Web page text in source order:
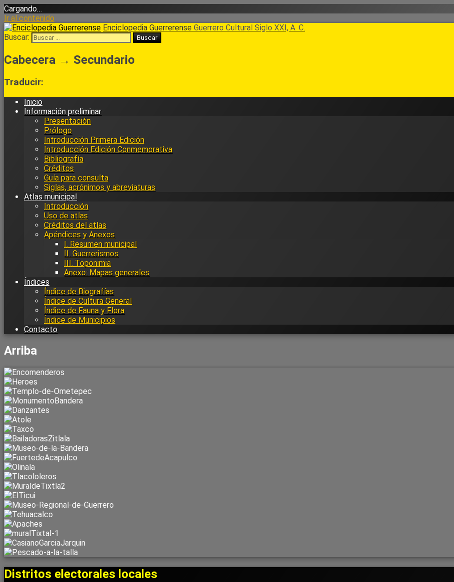
Cargando…
Ir al contenido
Enciclopedia Guerrerense Guerrero Cultural Siglo XXI, A. C.
Buscar:
Cabecera → Secundario
Traducir:
Inicio
Información preliminar
Presentación
Prólogo
Introducción Primera Edición
Introducción Edición Conmemorativa
Bibliografía
Créditos
Guía para consulta
Siglas, acrónimos y abreviaturas
Atlas municipal
Introducción
Uso de atlas
Créditos del atlas
Apéndices y Anexos
I. Resumen municipal
II. Guerrerismos
III. Toponimia
Anexo: Mapas generales
Índices
Índice de Biografías
Índice de Cultura General
Índice de Fauna y Flora
Índice de Municipios
Contacto
Arriba
Distritos electorales locales